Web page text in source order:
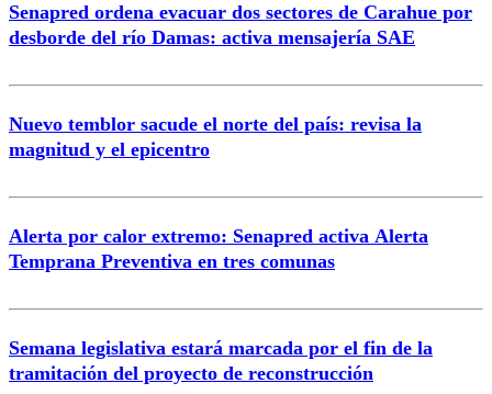
Senapred ordena evacuar dos sectores de Carahue por
desborde del río Damas: activa mensajería SAE
Nuevo temblor sacude el norte del país: revisa la
magnitud y el epicentro
Alerta por calor extremo: Senapred activa Alerta
Temprana Preventiva en tres comunas
Semana legislativa estará marcada por el fin de la
tramitación del proyecto de reconstrucción